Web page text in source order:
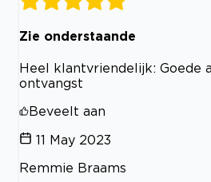
Zie onderstaande
Heel klantvriendelijk: Goede
ontvangst
Beveelt aan
11 May 2023
Remmie Braams